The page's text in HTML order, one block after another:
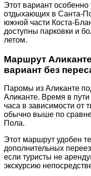
Этот вариант особенно
отдыхающих в Санта-
южной части Коста-
доступны парковки и
летом.
Маршрут
вариант без
Паромы из Аликанте
Аликанте. Время в
часа в зависимости от
обычно выше по
Пола.
Этот маршрут удобен
дополнительных
если туристы не
экскурсию